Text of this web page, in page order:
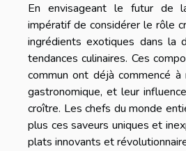
En envisageant le futur de
impératif de considérer le rôle
ingrédients exotiques dans la
tendances culinaires. Ces
commun ont déjà commencé
gastronomique, et leur
croître. Les chefs du monde
plus ces saveurs uniques et
plats innovants et